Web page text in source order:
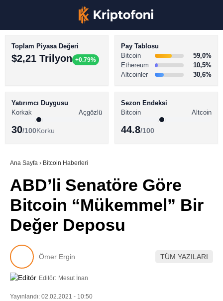
Youtube
TikTok
BİTCOİN HABERLERİ
ALTCOİN HABERLERİ
SÖZLÜK
Toplam Piyasa Değeri
$2,21 Trilyon +0.79%
Pay Tablosu
Bitcoin
59,0%
Ethereum
10,5%
Altcoinler
30,6%
Yatırımcı Duygusu
Korkak
Açgözlü
30/100Korku
Sezon Endeksi
Bitcoin
Altcoin
44.8/100
Ana Sayfa › Bitcoin Haberleri
ABD’li Senatöre Göre
Bitcoin “Mükemmel” Bir
Değer Deposu
Ömer Ergin TÜM YAZILARI
Editör: Mesut İnan
Yayınlandı: 02.02.2021 - 10:50